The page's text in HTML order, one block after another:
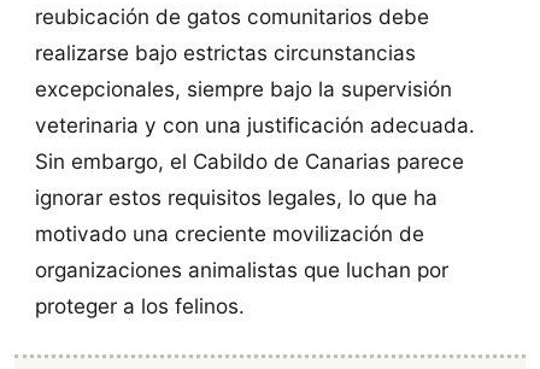
reubicación de gatos comunitarios debe
realizarse bajo estrictas circunstancias
excepcionales, siempre bajo la supervisión
veterinaria y con una justificación adecuada.
Sin embargo, el Cabildo de Canarias parece
ignorar estos requisitos legales, lo que ha
motivado una creciente movilización de
organizaciones animalistas que luchan por
proteger a los felinos.